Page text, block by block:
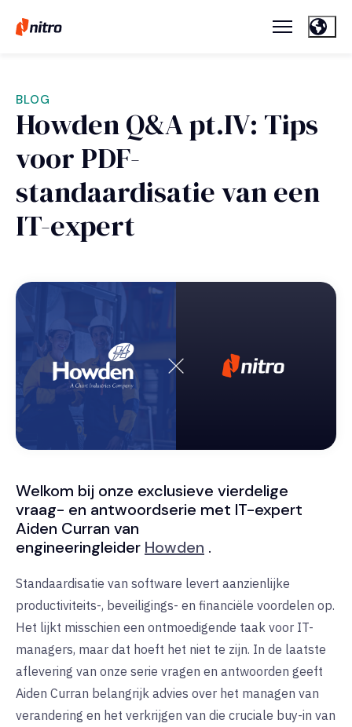
BLOG
Howden Q&A pt.IV: Tips
voor PDF-
standaardisatie van een
IT-expert
Welkom bij onze exclusieve vierdelige
vraag- en antwoordserie met IT-expert
Aiden Curran van
engineeringleider Howden .
Standaardisatie van software levert aanzienlijke
productiviteits-, beveiligings- en financiële voordelen op.
Het lijkt misschien een ontmoedigende taak voor IT-
managers, maar dat hoeft het niet te zijn. In de laatste
aflevering van onze serie vragen en antwoorden geeft
Aiden Curran belangrijk advies over het managen van
verandering en het verkrijgen van die cruciale buy-in van